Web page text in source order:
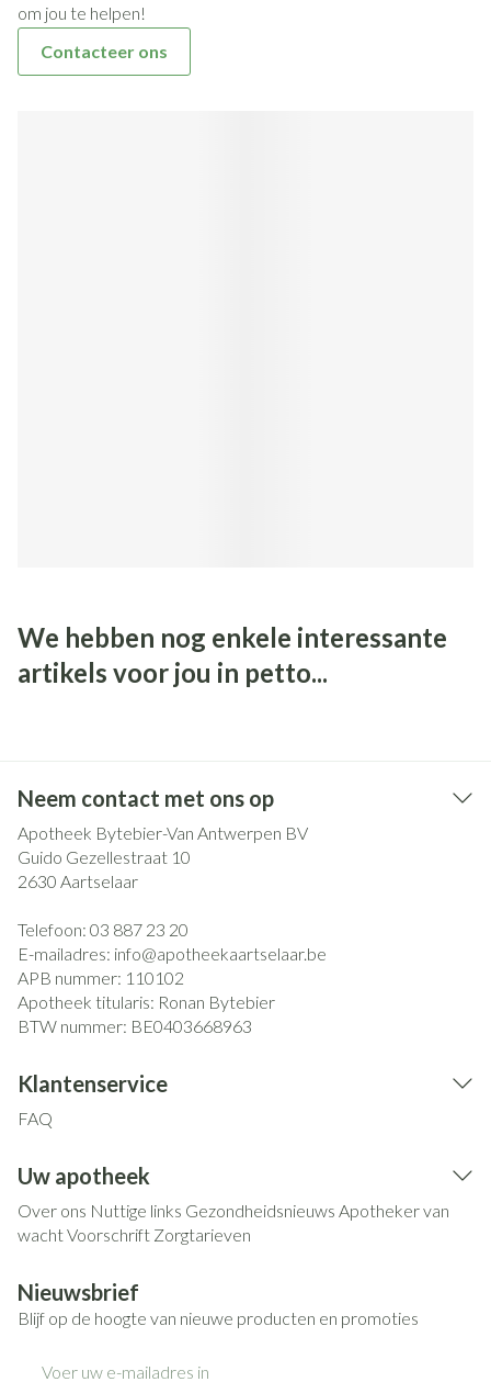
om jou te helpen!
Contacteer ons
We hebben nog enkele interessante
artikels voor jou in petto...
Neem contact met ons op
Apotheek Bytebier-Van Antwerpen BV
Guido Gezellestraat 10
2630 Aartselaar
Telefoon: 03 887 23 20
E-mailadres: info@apotheekaartselaar.be
APB nummer: 110102
Apotheek titularis: Ronan Bytebier
BTW nummer: BE0403668963
Klantenservice
FAQ
Uw apotheek
Over ons Nuttige links Gezondheidsnieuws Apotheker van
wachtVoorschrift Zorgtarieven
Nieuwsbrief
Blijf op de hoogte van nieuwe producten en promoties